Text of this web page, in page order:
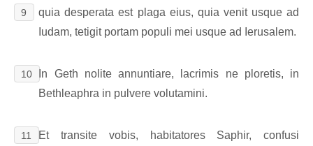
9
quia desperata est plaga eius, quia venit usque ad
Iudam, tetigit portam populi mei usque ad Ierusalem.
10
In Geth nolite annuntiare, lacrimis ne ploretis, in
Bethleaphra in pulvere volutamini.
11
Et transite vobis, habitatores Saphir, confusi